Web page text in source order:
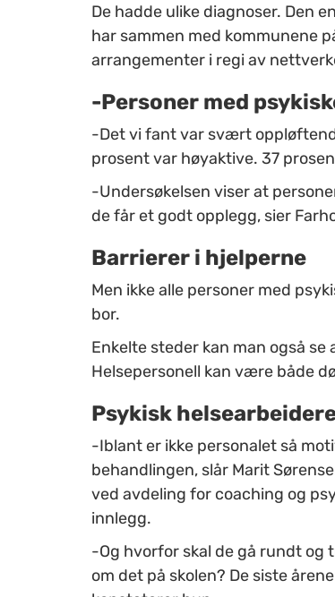
De hadde ulike diagnoser. Den
har sammen med kommunene
arrangementer i regi av
-Personer med
-Det vi fant var svært
prosent var høyaktive. 37
-Undersøkelsen viser at
de får et godt opplegg, sier
Barrierer i hjelperne
Men ikke alle personer med
bor.
Enkelte steder kan man også
Helsepersonell kan være både
Psykisk
-Iblant er ikke personalet så
behandlingen, slår Marit
ved avdeling for coaching og
innlegg.
-Og hvorfor skal de gå rundt og
om det på skolen? De siste